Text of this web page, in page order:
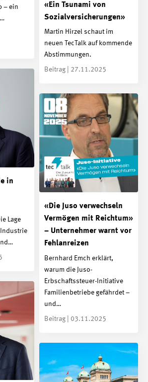
– ein
«Ein Tsunami von
Sozialversicherungen»
Martin Hirzel schaut im
neuen TecTalk auf kommende
Abstimmungen.
Beitrag | 27.11.2025
in
Lage
Industrie
«Die Juso verwechseln
Vermögen mit Reichtum»
– Unternehmer warnt vor
Fehlanreizen
Bernhard Emch erklärt,
warum die Juso-
Erbschaftssteuer-Initiative
Familienbetriebe gefährdet –
und…
Beitrag | 03.11.2025